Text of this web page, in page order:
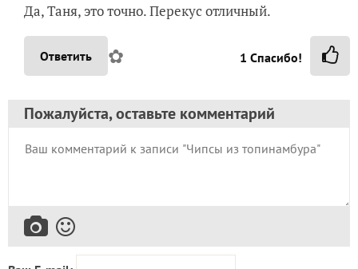
Да, Таня, это точно. Перекус отличный.
Ответить ✿ 1 Спасибо!
Пожалуйста, оставьте комментарий